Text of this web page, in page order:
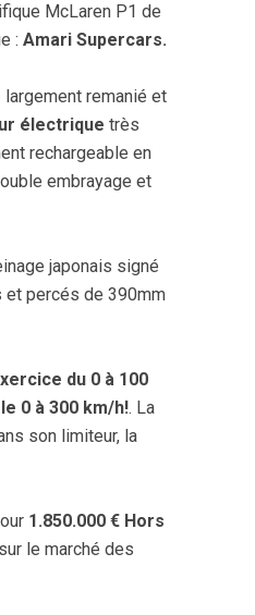
McLaren P1 de
: Amari Supercars.
largement remanié et
électrique très
rechargeable en
embrayage et
japonais signé
et percés de 390mm
du 0 à 100
0 à 300 km/h!. La
son limiteur, la
1.850.000 € Hors
le marché des